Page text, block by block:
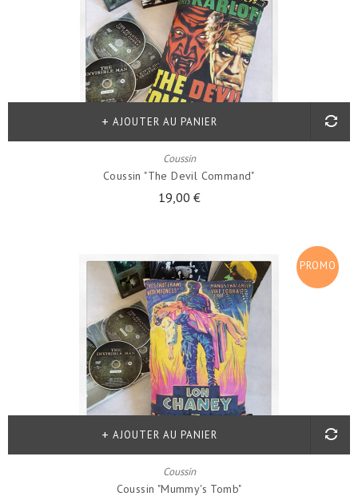
Coussin
Coussin "The Devil Command"
19,00 €
AJOUTER AU PANIER
PROMO
Coussin
Coussin "Mummy's Tomb"
AJOUTER AU PANIER